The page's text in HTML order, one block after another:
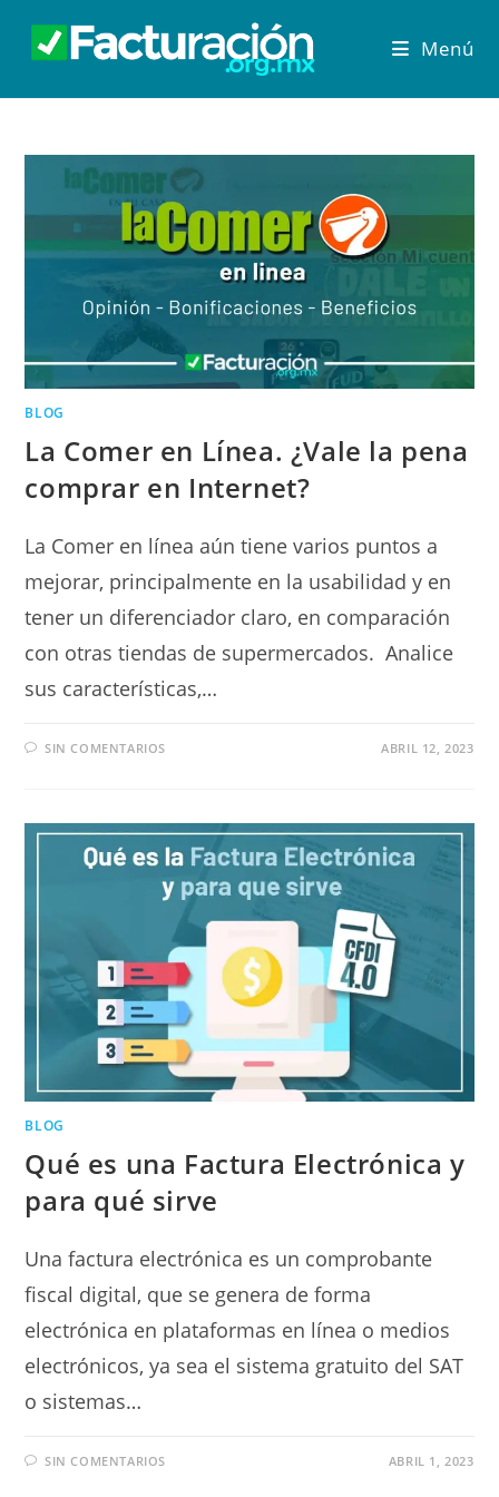
Menú
BLOG
La Comer en Línea. ¿Vale la pena
comprar en Internet?
La Comer en línea aún tiene varios puntos a
mejorar, principalmente en la usabilidad y en
tener un diferenciador claro, en comparación
con otras tiendas de supermercados. Analice
sus características,…
SIN COMENTARIOS ABRIL 12, 2023
BLOG
Qué es una Factura Electrónica y
para qué sirve
Una factura electrónica es un comprobante
fiscal digital, que se genera de forma
electrónica en plataformas en línea o medios
electrónicos, ya sea el sistema gratuito del SAT
o sistemas…
SIN COMENTARIOS ABRIL 1, 2023